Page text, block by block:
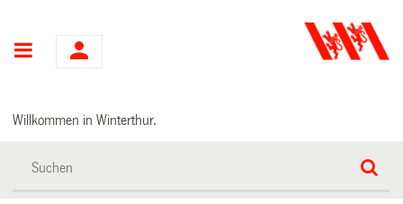
Hauptnavigation
Willkommen in Winterthur.